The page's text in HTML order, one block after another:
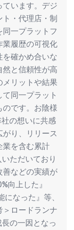
ています。デジ
ト・代理店・制
一プラットフ
業履歴の可視化
確かめ合いな
と信頼性が高
メリットや結果
同一プラット
です。お陰様
の想いに共感
り、リリース
業を含む累計
ただいており
善などの実績が
向上した』
なった』等、
ロードランナ
の一因となっ